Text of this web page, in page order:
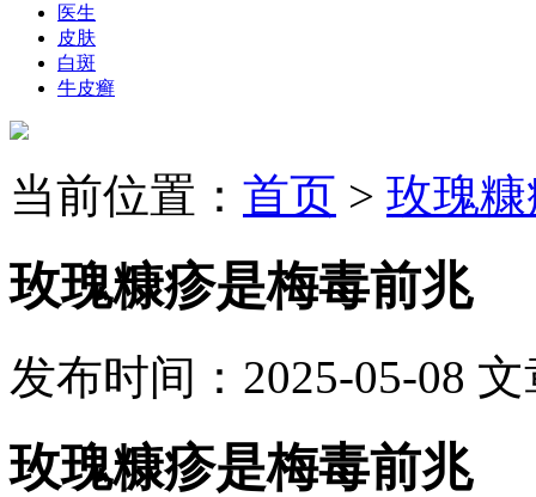
医生
皮肤
白斑
牛皮癣
当前位置： 首页 > 玫瑰
玫瑰糠疹是梅毒前兆
发布时间：2025-05-08 文
玫瑰糠疹是梅毒前兆